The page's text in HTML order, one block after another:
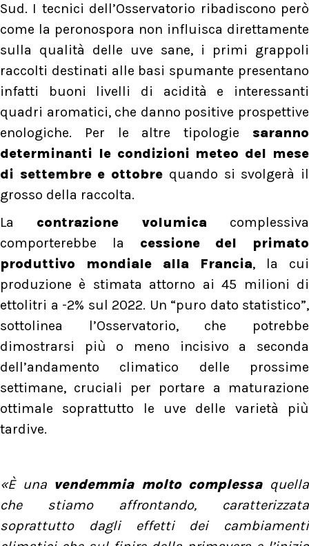
Sud. I tecnici dell’Osservatorio ribadiscono però
come la peronospora non influisca direttamente
sulla qualità delle uve sane, i primi grappoli
raccolti destinati alle basi spumante presentano
infatti buoni livelli di acidità e interessanti
quadri aromatici, che danno positive prospettive
enologiche. Per le altre tipologie saranno
determinanti le condizioni meteo del mese
di settembre e ottobre quando si svolgerà il
grosso della raccolta.
La contrazione volumica complessiva
comporterebbe la cessione del primato
produttivo mondiale alla Francia, la cui
produzione è stimata attorno ai 45 milioni di
ettolitri a -2% sul 2022. Un “puro dato statistico”,
sottolinea l’Osservatorio, che potrebbe
dimostrarsi più o meno incisivo a seconda
dell’andamento climatico delle prossime
settimane, cruciali per portare a maturazione
ottimale soprattutto le uve delle varietà più
tardive.
«È una vendemmia molto complessaquella
che stiamo affrontando, caratterizzata
soprattutto dagli effetti dei cambiamenti